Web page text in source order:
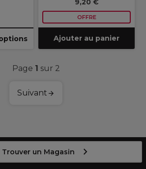
9,20 €
OFFRE
Ajouter au panier
Page 1 sur 2
Suivant
Trouver un Magasin